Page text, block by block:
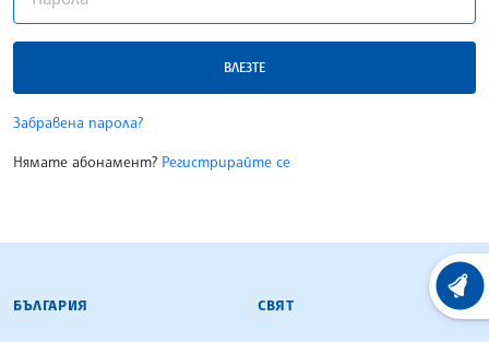
ВЛЕЗТЕ
Забравена парола?
Нямате абонамент? Регистрирайте се
БЪЛГАРСКА ТЕЛЕГРАФНА АГЕНЦИЯ
БЪЛГАРИЯ СВЯТ